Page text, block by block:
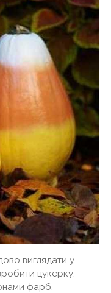
виглядати у
цукерку,
фарб,